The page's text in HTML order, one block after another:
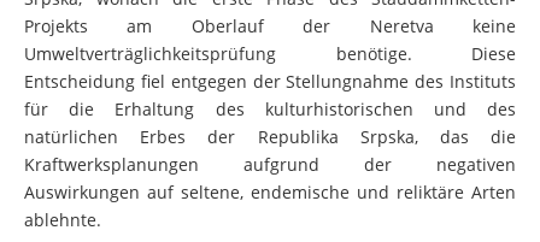
Srpska, wonach die erste Phase des Staudammketten-
Projekts am Oberlauf der Neretva keine
Umweltverträglichkeitsprüfung benötige. Diese
Entscheidung fiel entgegen der Stellungnahme des Instituts
für die Erhaltung des kulturhistorischen und des
natürlichen Erbes der Republika Srpska, das die
Kraftwerksplanungen aufgrund der negativen
Auswirkungen auf seltene, endemische und reliktäre Arten
ablehnte.